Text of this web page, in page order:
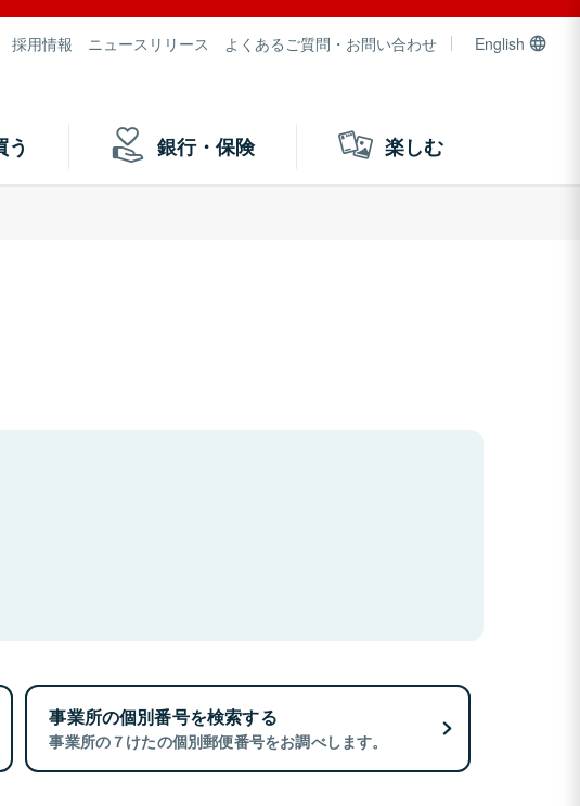
採用情報 ニュースリリース よくあるご質問・お問い合わせ English
う 銀行・保険 楽しむ
事業所の個別番号を検索する
事業所の７けたの個別郵便番号をお調べします。